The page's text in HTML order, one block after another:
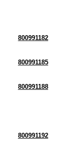
800991182
800991185
800991188
800991192